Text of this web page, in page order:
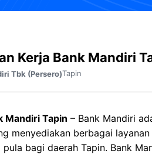
Kerja Bank Mandiri
Tbk (Persero)Tapin
Mandiri Tapin – Bank Mandiri
menyediakan berbagai
bagi daerah Tapin. Bank